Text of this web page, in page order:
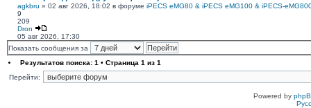
agkbru » 02 авг 2026, 18:02 в форуме iPECS eMG80 & iPECS eMG100 & iPECS-
9
209
Dron
05 авг 2026, 17:30
Показать сообщения за
Результатов поиска: 1 • Страница 1 из 1
Перейти:
Powered by